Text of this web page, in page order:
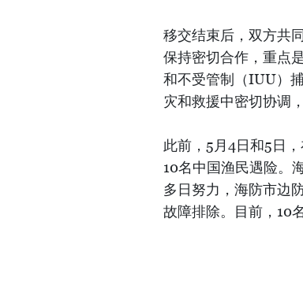
移交结束后，双方共
保持密切合作，重点
和不受管制（IUU）
灾和救援中密切协调
此前，5月4日和5日
10名中国渔民遇险。
多日努力，海防市边
故障排除。目前，10